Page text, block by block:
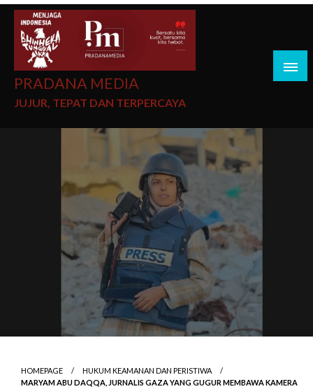
PRADANA MEDIA
JUJUR, TEPAT DAN TERPERCAYA
HOMEPAGE
HUKUM KEAMANAN DAN PERISTIWA
MARYAM ABU DAQQA, JURNALIS GAZA YANG GUGUR MEMBAWA KAMERA